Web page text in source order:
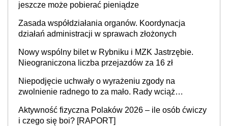
jeszcze może pobierać pieniądze
Zasada współdziałania organów. Koordynacja
działań administracji w sprawach złożonych
Nowy wspólny bilet w Rybniku i MZK Jastrzębie.
Nieograniczona liczba przejazdów za 16 zł
Niepodjęcie uchwały o wyrażeniu zgody na
zwolnienie radnego to za mało. Rady wciąż
sprawy
Aktywność fizyczna Polaków 2026 – ile osób ćwiczy
i czego się boi? [RAPORT]